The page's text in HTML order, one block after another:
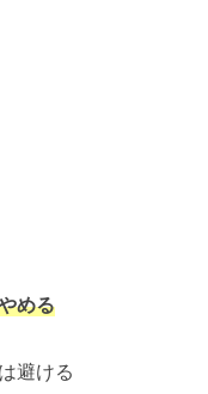
める
避ける